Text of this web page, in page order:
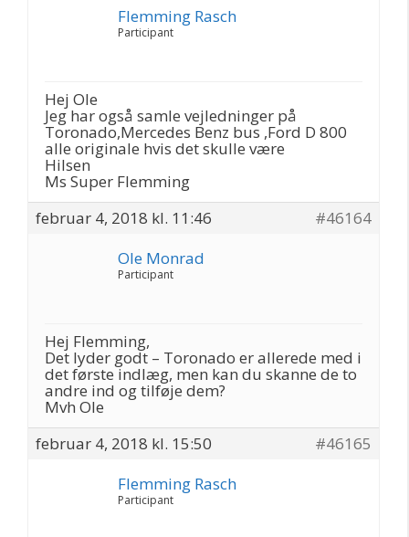
Flemming Rasch
Participant
Hej Ole
Jeg har også samle vejledninger på
Toronado,Mercedes Benz bus ,Ford D 800
alle originale hvis det skulle være
Hilsen
Ms Super Flemming
februar 4, 2018 kl. 11:46
#46164
Ole Monrad
Participant
Hej Flemming,
Det lyder godt – Toronado er allerede med i
det første indlæg, men kan du skanne de to
andre ind og tilføje dem?
Mvh Ole
februar 4, 2018 kl. 15:50
#46165
Flemming Rasch
Participant